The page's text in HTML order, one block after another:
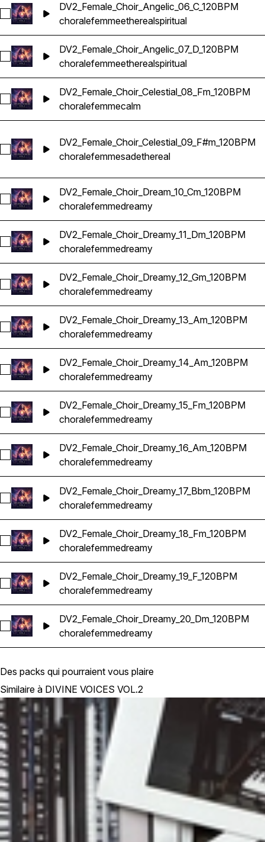
Sélectionnez DV2_Female_Choir_Angelic_06_C_120BPM
DV2_Female_Choir_Angelic_06_C_120BPM
choralefemmeetherealspiritual
Sélectionnez DV2_Female_Choir_Angelic_07_D_120BPM
DV2_Female_Choir_Angelic_07_D_120BPM
choralefemmeetherealspiritual
Sélectionnez DV2_Female_Choir_Celestial_08_Fm_120BPM
DV2_Female_Choir_Celestial_08_Fm_120BPM
choralefemmecalm
Sélectionnez DV2_Female_Choir_Celestial_09_F#m_120BPM
DV2_Female_Choir_Celestial_09_F#m_120BPM
choralefemmesadethereal
Sélectionnez DV2_Female_Choir_Dream_10_Cm_120BPM
DV2_Female_Choir_Dream_10_Cm_120BPM
choralefemmedreamy
Sélectionnez DV2_Female_Choir_Dreamy_11_Dm_120BPM
DV2_Female_Choir_Dreamy_11_Dm_120BPM
choralefemmedreamy
Sélectionnez DV2_Female_Choir_Dreamy_12_Gm_120BPM
DV2_Female_Choir_Dreamy_12_Gm_120BPM
choralefemmedreamy
Sélectionnez DV2_Female_Choir_Dreamy_13_Am_120BPM
DV2_Female_Choir_Dreamy_13_Am_120BPM
choralefemmedreamy
Sélectionnez DV2_Female_Choir_Dreamy_14_Am_120BPM
DV2_Female_Choir_Dreamy_14_Am_120BPM
choralefemmedreamy
Sélectionnez DV2_Female_Choir_Dreamy_15_Fm_120BPM
DV2_Female_Choir_Dreamy_15_Fm_120BPM
choralefemmedreamy
Sélectionnez DV2_Female_Choir_Dreamy_16_Am_120BPM
DV2_Female_Choir_Dreamy_16_Am_120BPM
choralefemmedreamy
Sélectionnez DV2_Female_Choir_Dreamy_17_Bbm_120BPM
DV2_Female_Choir_Dreamy_17_Bbm_120BPM
choralefemmedreamy
Sélectionnez DV2_Female_Choir_Dreamy_18_Fm_120BPM
DV2_Female_Choir_Dreamy_18_Fm_120BPM
choralefemmedreamy
Sélectionnez DV2_Female_Choir_Dreamy_19_F_120BPM
DV2_Female_Choir_Dreamy_19_F_120BPM
choralefemmedreamy
Sélectionnez DV2_Female_Choir_Dreamy_20_Dm_120BPM
DV2_Female_Choir_Dreamy_20_Dm_120BPM
choralefemmedreamy
Des packs qui pourraient vous plaire
Similaire à DIVINE VOICES VOL.2